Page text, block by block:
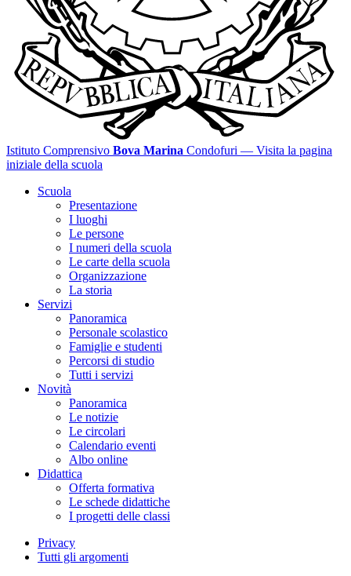
Istituto Comprensivo Bova Marina Condofuri — Visita la pagina
iniziale della scuola
Scuola
Presentazione
I luoghi
Le persone
I numeri della scuola
Le carte della scuola
Organizzazione
La storia
Servizi
Panoramica
Personale scolastico
Famiglie e studenti
Percorsi di studio
Tutti i servizi
Novità
Panoramica
Le notizie
Le circolari
Calendario eventi
Albo online
Didattica
Offerta formativa
Le schede didattiche
I progetti delle classi
Privacy
Tutti gli argomenti